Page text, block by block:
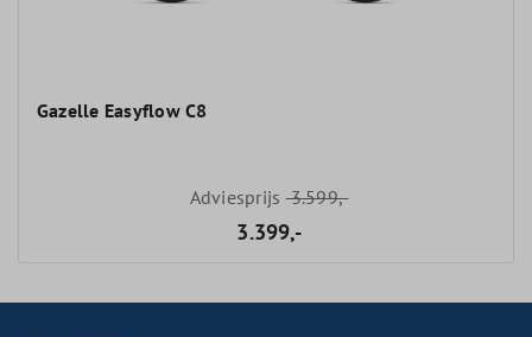
Gazelle Easyflow C8
Adviesprijs3.599,-
3.399,-